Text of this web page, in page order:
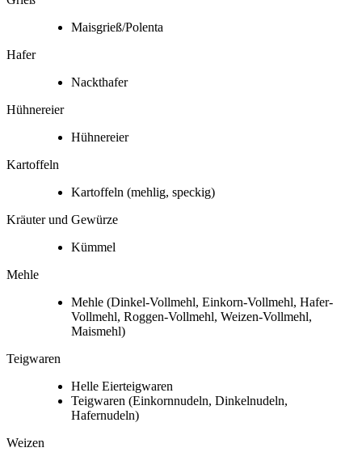
Maisgrieß/Polenta
Hafer
Nackthafer
Hühnereier
Hühnereier
Kartoffeln
Kartoffeln (mehlig, speckig)
Kräuter und Gewürze
Kümmel
Mehle
Mehle (Dinkel-Vollmehl, Einkorn-Vollmehl, Hafer-
Vollmehl, Roggen-Vollmehl, Weizen-Vollmehl,
Maismehl)
Teigwaren
Helle Eierteigwaren
Teigwaren (Einkornnudeln, Dinkelnudeln,
Hafernudeln)
Weizen